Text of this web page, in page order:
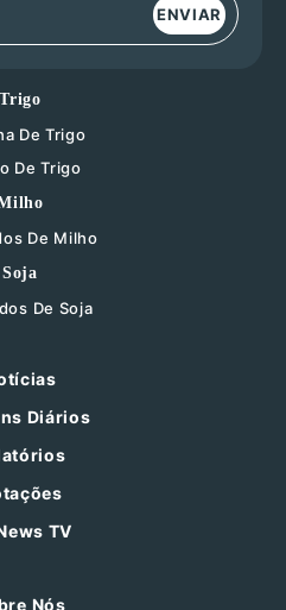
ENVIAR
Trigo
De Trigo
De Trigo
De Milho
Soja
De Soja
Diários
TV
Nós